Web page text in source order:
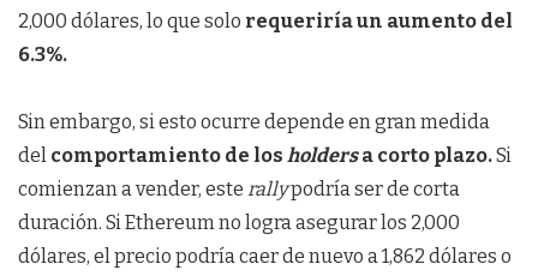
2,000 dólares, lo que solo requeriría un aumento del
6.3%.
Sin embargo, si esto ocurre depende en gran medida
del comportamiento de los holdersa corto plazo.Si
comienzan a vender, este rallypodría ser de corta
duración. Si Ethereum no logra asegurar los 2,000
dólares, el precio podría caer de nuevo a 1,862 dólares o